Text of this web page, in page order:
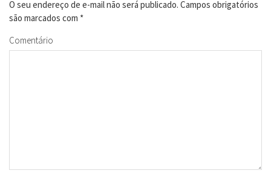
O seu endereço de e-mail não será publicado. Campos obrigatórios
são marcados com *
Comentário